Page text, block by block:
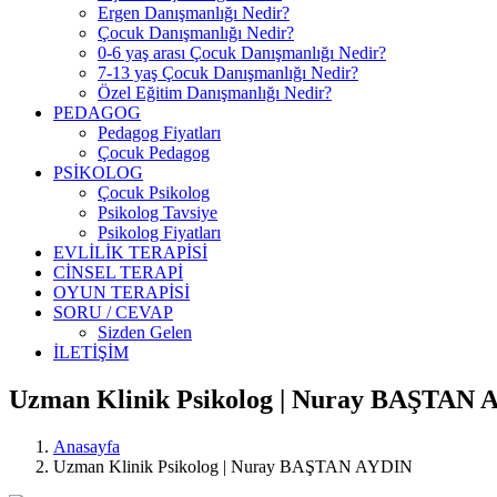
Ergen Danışmanlığı Nedir?
Çocuk Danışmanlığı Nedir?
0-6 yaş arası Çocuk Danışmanlığı Nedir?
7-13 yaş Çocuk Danışmanlığı Nedir?
Özel Eğitim Danışmanlığı Nedir?
PEDAGOG
Pedagog Fiyatları
Çocuk Pedagog
PSİKOLOG
Çocuk Psikolog
Psikolog Tavsiye
Psikolog Fiyatları
EVLİLİK TERAPİSİ
CİNSEL TERAPİ
OYUN TERAPİSİ
SORU / CEVAP
Sizden Gelen
İLETİŞİM
Uzman Klinik Psikolog | Nuray BAŞTAN
Anasayfa
Uzman Klinik Psikolog | Nuray BAŞTAN AYDIN